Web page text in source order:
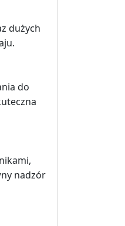
dużych
do
nadzór